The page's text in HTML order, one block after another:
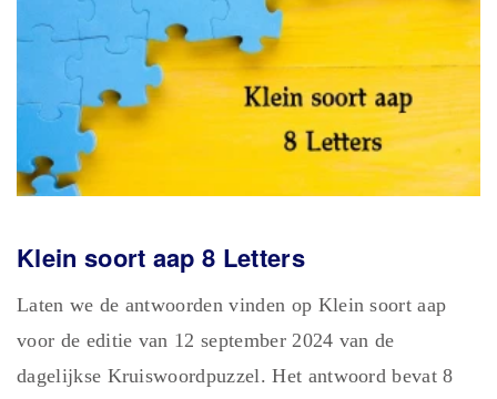
Klein soort aap 8 Letters
Laten we de antwoorden vinden op Klein soort aap
voor de editie van 12 september 2024 van de
dagelijkse Kruiswoordpuzzel. Het antwoord bevat 8